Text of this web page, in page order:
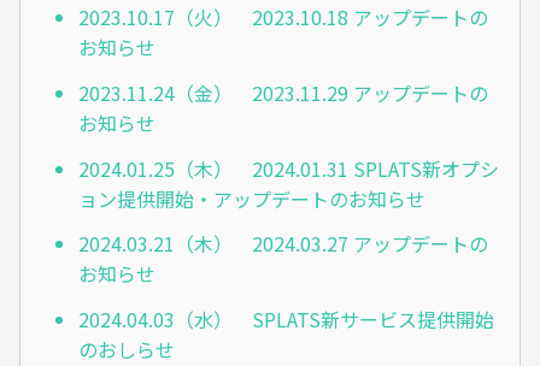
2023.10.17（火） 2023.10.18 アップデートの
お知らせ
2023.11.24（金） 2023.11.29 アップデートの
お知らせ
2024.01.25（木） 2024.01.31 SPLATS新オプシ
ョン提供開始・アップデートのお知らせ
2024.03.21（木） 2024.03.27 アップデートの
お知らせ
2024.04.03（水） SPLATS新サービス提供開始
のおしらせ